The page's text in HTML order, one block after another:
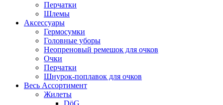
Перчатки
Шлемы
Аксессуары
Гермосумки
Головные уборы
Неопреновый ремешок для очков
Очки
Перчатки
Шнурок-поплавок для очков
Весь Ассортимент
Жилеты
DöG